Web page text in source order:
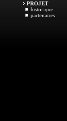
PROJET
historique
partenaires